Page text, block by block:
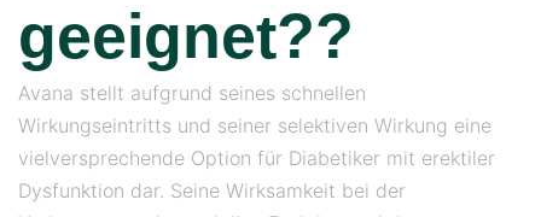
geeignet??
Avana stellt aufgrund seines schnellen
Wirkungseintritts und seiner selektiven Wirkung eine
vielversprechende Option für Diabetiker mit erektiler
Dysfunktion dar. Seine Wirksamkeit bei der